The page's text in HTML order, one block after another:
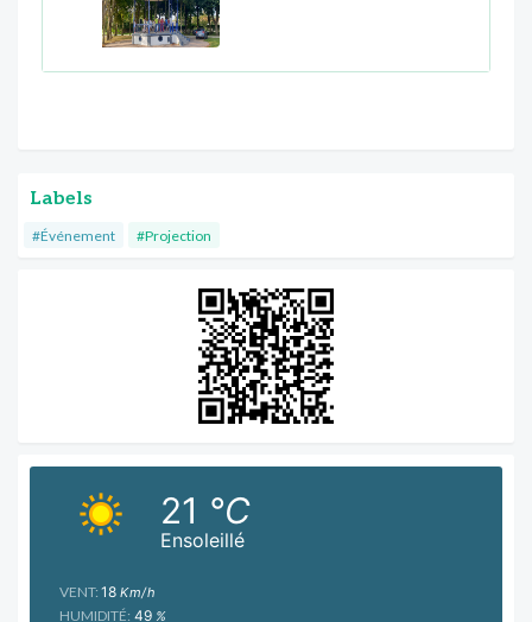
Labels
#Événement #Projection
Ensoleillé
21 °C
VENT: 18 Km/h
HUMIDITÉ: 49 %